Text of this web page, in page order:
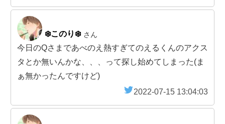
❄️このり❄️ さん
今日のQさまであべのえ熱すぎてのえるくんのアクス
タとか無いんかな、、、って探し始めてしまった(ま
ぁ無かったんですけど)
2022-07-15 13:04:03